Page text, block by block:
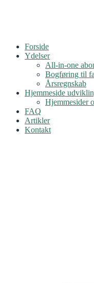
Forside
Ydelser
All-in-one
Bogføring til
Årsregnskab
Hjemmeside
Hjemmesider
FAQ
Artikler
Kontakt